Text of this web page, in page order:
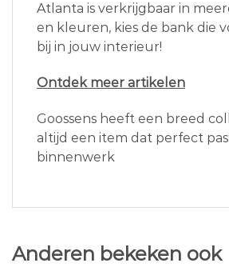
Atlanta is verkrijgbaar in
en kleuren, kies de bank die
bij in jouw interieur!
Ontdek meer artikelen
Goossens heeft een breed
altijd een item dat perfect
binnenwerk
Anderen bekeken ook